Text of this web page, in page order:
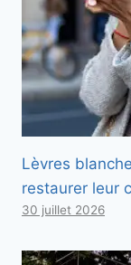
Lèvres
restaurer leur
30 juillet 2026